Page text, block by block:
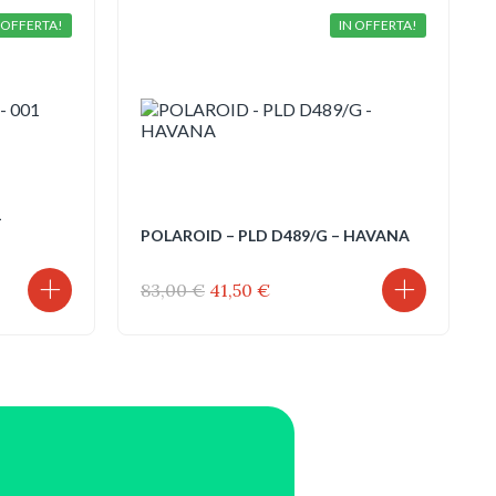
IN OFFERTA!
POLAROID – PLD D489/G – HAVANA
83,00€ Il
41,50 €Il